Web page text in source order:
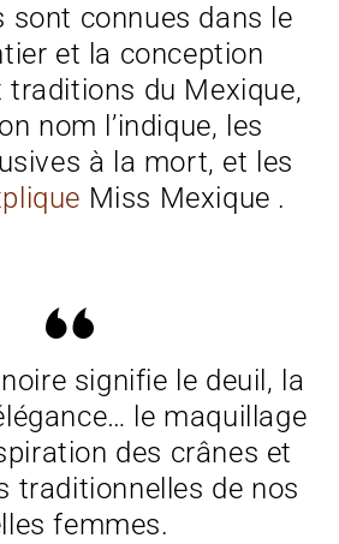
sont connues dans le
et la conception
traditions du Mexique,
nom l’indique, les
à la mort, et les
Miss Mexique .
signifie le deuil, la
le maquillage
des crânes et
traditionnelles de nos
femmes.